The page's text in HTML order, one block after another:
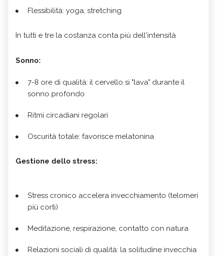
Flessibilità: yoga, stretching
In tutti e tre la costanza conta più dell'intensità
Sonno:
7-8 ore di qualità: il cervello si "lava" durante il
sonno profondo
Ritmi circadiani regolari
Oscurità totale: favorisce melatonina
Gestione dello stress:
Stress cronico accelera invecchiamento (telomeri
più corti)
Meditazione, respirazione, contatto con natura
Relazioni sociali di qualità: la solitudine invecchia